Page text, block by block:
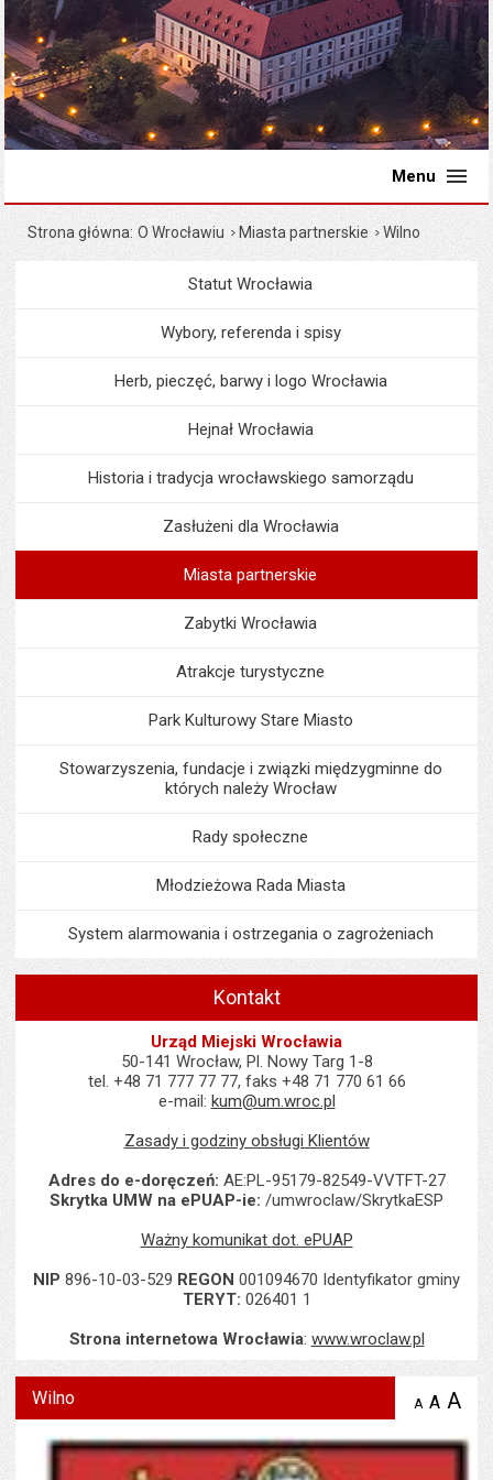
Menu
Strona główna O Wrocławiu Miasta partnerskie Wilno
MenuO Wrocławiu
Statut Wrocławia
Wybory, referenda i spisy
Herb, pieczęć, barwy i logo Wrocławia
Hejnał Wrocławia
Historia i tradycja wrocławskiego samorządu
Zasłużeni dla Wrocławia
Miasta partnerskie
Zabytki Wrocławia
Atrakcje turystyczne
Park Kulturowy Stare Miasto
Stowarzyszenia, fundacje i związki międzygminne do
których należy Wrocław
Rady społeczne
Młodzieżowa Rada Miasta
System alarmowania i ostrzegania o zagrożeniach
Kontakt
Urząd Miejski Wrocławia
50-141 Wrocław, Pl. Nowy Targ 1-8
tel. +48 71 777 77 77, faks +48 71 770 61 66
e-mail: kum@um.wroc.pl
Zasady i godziny obsługi Klientów
Adres do e-doręczeń: AE:PL-95179-82549-VVTFT-27
Skrytka UMW na ePUAP-ie: /umwroclaw/SkrytkaESP
Ważny komunikat dot. ePUAP
NIP 896-10-03-529 REGON 001094670 Identyfikator gminy
TERYT: 026401 1
Strona internetowa Wrocławia: www.wroclaw.pl
Wilno A zmniejsz
stronie
A A